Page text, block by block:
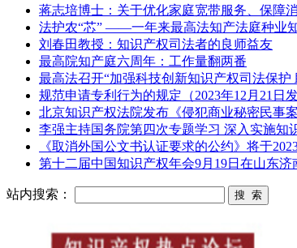
蒋志培博士：关于优化家庭宽带服务、保障
法护农“芯” ——一年来最高法知产法庭种业
刘春田教授：知识产权司法者的良师益友
最高院知产庭六周年：工作量翻两番
最高法召开“加强科技创新知识产权司法保
规范申请专利行为的规定（2023年12月21日发
北京知识产权法院发布《侵犯商业秘密民事
李强主持国务院第四次专题学习 深入实施知
《取消外国公文书认证要求的公约》将于
第十二届中国知识产权年会9月19日在山东济
站内搜索：